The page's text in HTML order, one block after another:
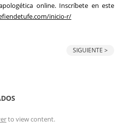
online. Inscríbete en este
inicio-r/
SIGUIENTE >
to view content.